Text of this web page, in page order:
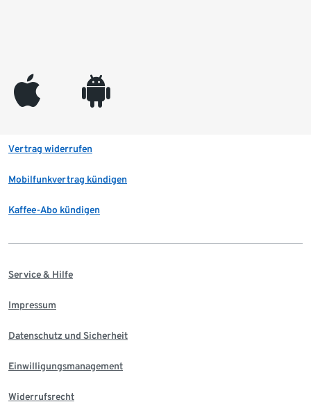
appleinc android
Vertrag widerrufen
Mobilfunkvertrag kündigen
Kaffee-Abo kündigen
Service & Hilfe
Impressum
Datenschutz und Sicherheit
Einwilligungsmanagement
Widerrufsrecht